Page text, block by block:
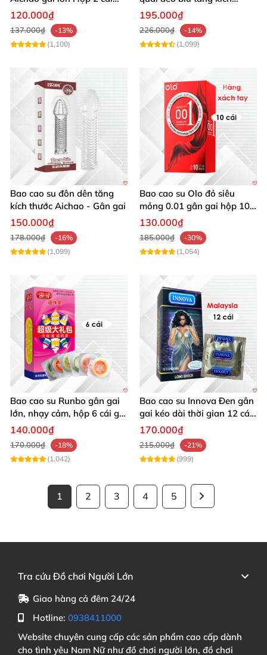
Tăng khoái cảm
120.000₫
137.000₫
-13%
(1,100)
thước kéo dài thời gian
195.000₫
226.000₫
-14%
(1,099)
Bao cao su đôn dên tăng
kích thước Aichao - Gân gai
150.000₫
178.000₫
-16%
(1,099)
Bao cao su Olo đỏ siêu
mỏng 0.01 gân gai hộp 10c
tăng khoái cảm
130.000₫
185.000₫
-30%
(1,054)
Bao cao su Runbo gân gai
lớn, nhạy cảm, hộp 6 cái giá
tốt
140.000₫
170.000₫
-18%
(1,042)
Bao cao su Innova Đen gân
gai kéo dài thời gian 12 cái
giá tốt
170.000₫
215.000₫
-21%
(999)
1 2 3 4 5
Tra cứu Đồ chơi Người Lớn
Giao hàng cả đêm 24/24
Hotline: 0938411000
Website chuyên cung cấp các sản phẩm cao cấp dành
cho tình yêu Nam Nữ như đồ chơi người lớn, đồ chơi